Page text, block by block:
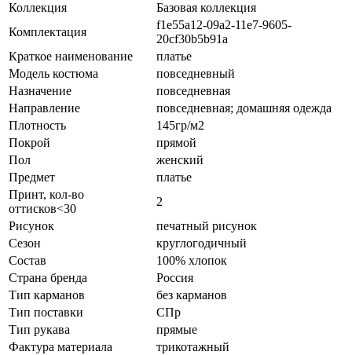
Коллекция
Базовая коллекция
Комплектация
f1e55a12-09a2-11e7-9605-
20cf30b5b91a
Краткое наименование
платье
Модель костюма
повседневный
Назначение
повседневная
Направление
повседневная; домашняя одежда
Плотность
145гр/м2
Покрой
прямой
Пол
женский
Предмет
платье
Принт, кол-во
оттисков<30
2
Рисунок
печатный рисунок
Сезон
круглогодичный
Состав
100% хлопок
Страна бренда
Россия
Тип карманов
без карманов
Тип поставки
СПр
Тип рукава
прямые
Фактура материала
трикотажный